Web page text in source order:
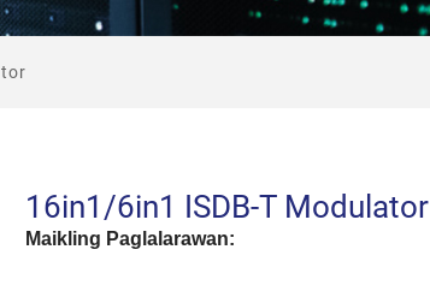
16in1/6in1 ISDB-T Modulator
Maikling Paglalarawan: